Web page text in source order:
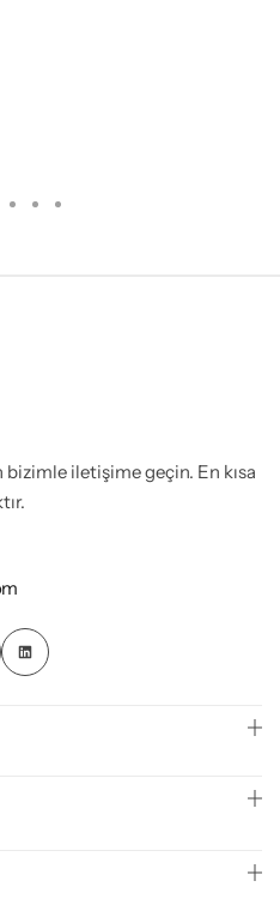
iletişime geçin. En kısa